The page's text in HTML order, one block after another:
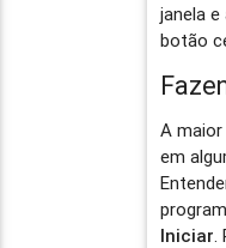
janela
botão
A
em
Iniciar